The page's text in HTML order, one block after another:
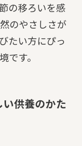
の移ろいを感
のやさしさが
たい方にぴっ
です。
供養のかた